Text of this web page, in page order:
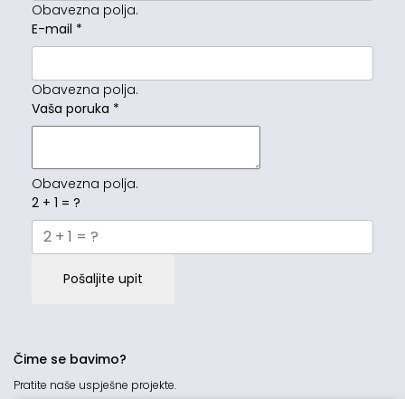
Obavezna polja.
E-mail *
Obavezna polja.
Vaša poruka *
Obavezna polja.
2 + 1 = ?
Pošaljite upit
Čime se bavimo?
Pratite naše uspješne projekte.